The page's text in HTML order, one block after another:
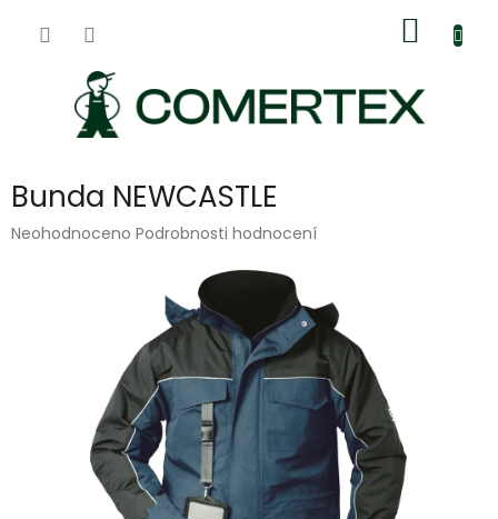
košík
Bunda NEWCASTLE
Průměrné
Neohodnoceno Podrobnosti hodnocení